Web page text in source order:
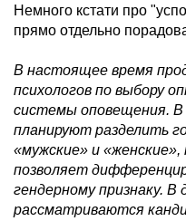
Немного кстати про
прямо отдельно
В настоящее время
психологов по выбору
системы оповещения. В
планируют разделить
«мужские» и «женские»,
позволяет
гендерному признаку.
рассматриваются